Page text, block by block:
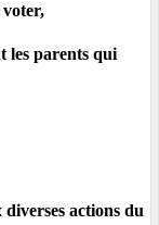
les parents qui
actions du